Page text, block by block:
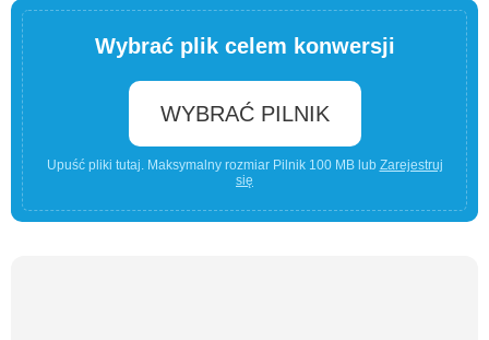
Wybrać plik celem konwersji
WYBRAĆ PILNIK
Upuść pliki tutaj. Maksymalny rozmiar Pilnik 100 MB lub Zarejestruj
się